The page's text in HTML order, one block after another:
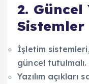
2. Güncel
Sistemler
İşletim
güncel tutulmalı.
Yazılım